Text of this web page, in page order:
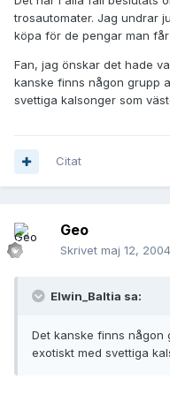
trosautomater. Jag undrar
köpa för de pengar man
Fan, jag önskar det hade
kanske finns någon grupp
svettiga kalsonger som
Citat
Geo
Skrivet maj 12, 2004
Elwin_Baltia sa:
Det kanske finns någon
exotiskt med svettiga